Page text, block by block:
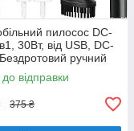
пилосос DC-
30Вт, від USB, DC-
ручний
з насадкою -
відправки
375 ₴